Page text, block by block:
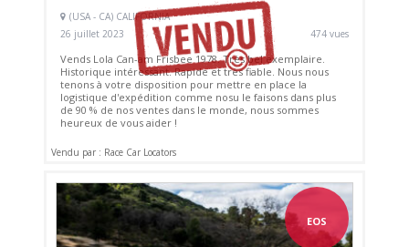
(USA - CA) CALIFORNIA
26 juillet 2023
474 vues
Vends Lola Can-am Frisbee 1978. Très bel exemplaire.
Historique intéressant. Rapide et très fiable. Nous nous
tenons à votre disposition pour mettre en place la
logistique d'expédition comme nosu le faisons dans plus
de 90 % de nos ventes dans le monde, nous sommes
heureux de vous aider !
Vendu par : Race Car Locators
EOS